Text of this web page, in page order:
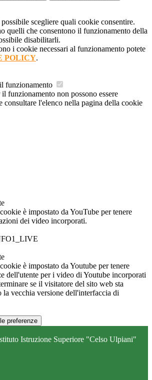
scegliere quali cookie consentire.
quelli che consentono il funzionamento della
disabilitarli.
i cookie necessari al funzionamento potete
POLICY.
funzionamento
funzionamento non possono essere
consultare l'elenco nella pagina della cookie
è impostato da YouTube per tenere
dei video incorporati.
è impostato da Youtube per tenere
dell'utente per i video di Youtube incorporati
se il visitatore del sito web sta
vecchia versione dell'interfaccia di
preferenze
Istruzione Superiore "Celso Ulpiani"